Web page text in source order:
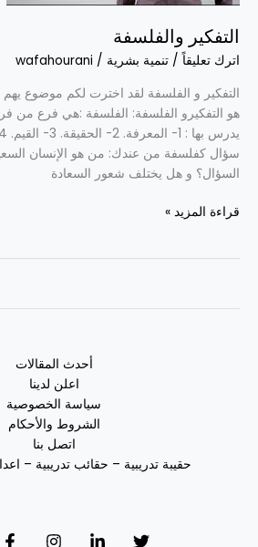
التفكير والفلسفة
اترك تعليقاً / تنمية بشرية /
wafahourani
التفكير و الفلسفة لقد اخترت لكم موضوع يهم
هو التفكيرو الفلسفة: الفلسفة :هي فرع من
سؤال كفلسفة من عندك: من هو الإنسان
السؤال؟ و هل يختلف شعور السعادة
قراءة المزيد »
أحدث المقالات
اعلن لدينا
سياسة الخصوصية
الشروط والأحكام
اتصل بنا
حقيبة تدريبية – حقائب تدريبية –